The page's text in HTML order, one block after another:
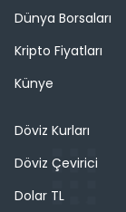
Dünya Borsaları
Kripto Fiyatları
Künye
Döviz Kurları
Döviz Çevirici
Dolar TL